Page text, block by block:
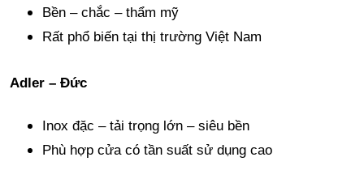
Bền – chắc – thẩm mỹ
Rất phổ biến tại thị trường Việt Nam
Adler – Đức
Inox đặc – tải trọng lớn – siêu bền
Phù hợp cửa có tần suất sử dụng cao